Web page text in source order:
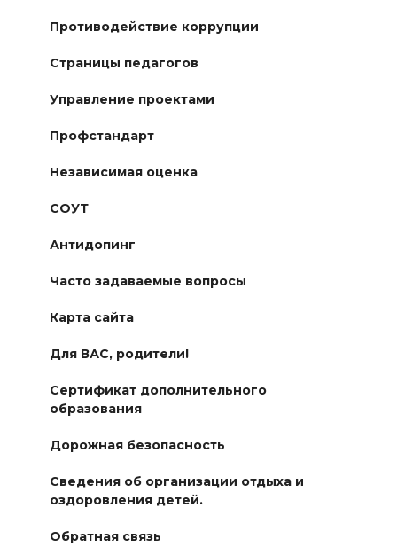
Противодействие коррупции
Страницы педагогов
Управление проектами
Профстандарт
Независимая оценка
СОУТ
Антидопинг
Часто задаваемые вопросы
Карта сайта
Для ВАС, родители!
Сертификат дополнительного
образования
Дорожная безопасность
Сведения об организации отдыха и
оздоровления детей.
Обратная связь